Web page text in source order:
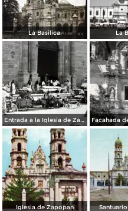
La Basilica. La
Entrada a la Iglesia de Zapopan Jalisco Jalisco.
Iglesia de Zapopan